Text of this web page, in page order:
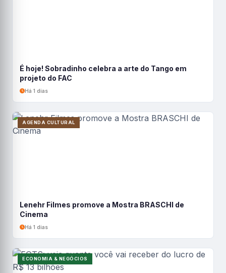
É hoje! Sobradinho celebra a arte do Tango em
projeto do FAC
Há 1 dias
AGENDA CULTURAL
Lenehr Filmes promove a Mostra BRASCHI de
Cinema
Há 1 dias
ECONOMIA & NEGÓCIOS